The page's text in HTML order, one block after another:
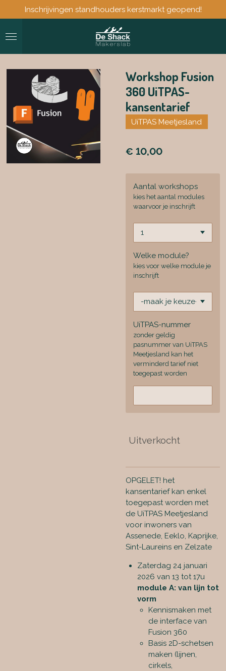
direct
naar
hoofdinhoud
Inschrijvingen standhouders kerstmarkt geopend!
Workshop Fusion
360 UiTPAS-
kansentarief
UiTPAS Meetjesland
€ 10,00
Aantal workshops
kies het aantal modules
waarvoor je inschrijft
Welke module?
kies voor welke module je
inschrijft
UiTPAS-nummer
zonder geldig
pasnummer van UiTPAS
Meetjesland kan het
verminderd tarief niet
toegepast worden
Uitverkocht
OPGELET! het
kansentarief kan enkel
toegepast worden met
de UiTPAS Meetjesland
voor inwoners van
Assenede, Eeklo, Kaprijke,
Sint-Laureins en Zelzate
Zaterdag 24 januari
2026 van 13 tot 17u
module A: van lijn tot
vorm
Kennismaken met
de interface van
Fusion 360
Basis 2D-schetsen
maken (lijnen,
cirkels,